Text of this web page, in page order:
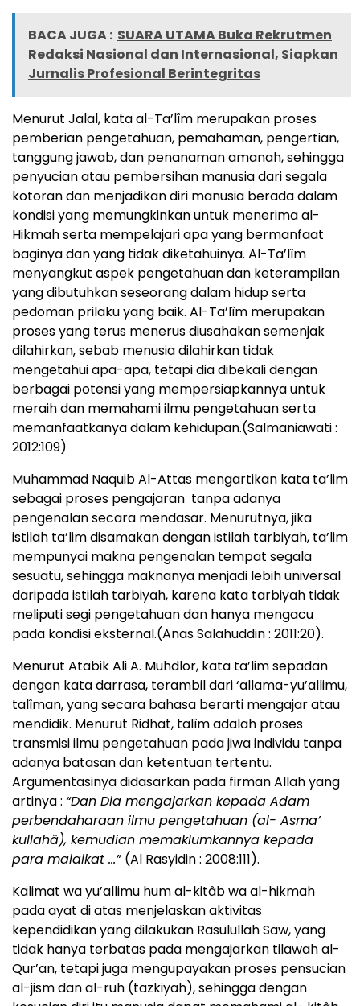
BACA JUGA : SUARA UTAMA Buka Rekrutmen
Redaksi Nasional dan Internasional, Siapkan
Jurnalis Profesional Berintegritas
Menurut Jalal, kata al-Ta’lîm merupakan proses
pemberian pengetahuan, pemahaman, pengertian,
tanggung jawab, dan penanaman amanah, sehingga
penyucian atau pembersihan manusia dari segala
kotoran dan menjadikan diri manusia berada dalam
kondisi yang memungkinkan untuk menerima al-
Hikmah serta mempelajari apa yang bermanfaat
baginya dan yang tidak diketahuinya. Al-Ta’lîm
menyangkut aspek pengetahuan dan keterampilan
yang dibutuhkan seseorang dalam hidup serta
pedoman prilaku yang baik. Al-Ta’lîm merupakan
proses yang terus menerus diusahakan semenjak
dilahirkan, sebab menusia dilahirkan tidak
mengetahui apa-apa, tetapi dia dibekali dengan
berbagai potensi yang mempersiapkannya untuk
meraih dan memahami ilmu pengetahuan serta
memanfaatkanya dalam kehidupan.(Salmaniawati :
2012:109)
Muhammad Naquib Al-Attas mengartikan kata ta’lim
sebagai proses pengajaran tanpa adanya
pengenalan secara mendasar. Menurutnya, jika
istilah ta’lim disamakan dengan istilah tarbiyah, ta’lim
mempunyai makna pengenalan tempat segala
sesuatu, sehingga maknanya menjadi lebih universal
daripada istilah tarbiyah, karena kata tarbiyah tidak
meliputi segi pengetahuan dan hanya mengacu
pada kondisi eksternal.(Anas Salahuddin : 2011:20).
Menurut Atabik Ali A. Muhdlor, kata ta’lim sepadan
dengan kata darrasa, terambil dari ‘allama-yu’allimu,
talîman, yang secara bahasa berarti mengajar atau
mendidik. Menurut Ridhat, talîm adalah proses
transmisi ilmu pengetahuan pada jiwa individu tanpa
adanya batasan dan ketentuan tertentu.
Argumentasinya didasarkan pada firman Allah yang
artinya : “Dan Dia mengajarkan kepada Adam
perbendaharaan ilmu pengetahuan (al- Asma’
kullahâ), kemudian memaklumkannya kepada
para malaikat …” (Al Rasyidin : 2008:111).
Kalimat wa yu’allimu hum al-kitâb wa al-hikmah
pada ayat di atas menjelaskan aktivitas
kependidikan yang dilakukan Rasulullah Saw, yang
tidak hanya terbatas pada mengajarkan tilawah al-
Qur’an, tetapi juga mengupayakan proses pensucian
al-jism dan al-ruh (tazkiyah), sehingga dengan